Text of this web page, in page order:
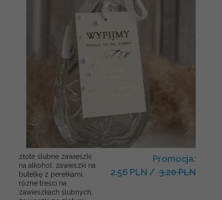
złote ślubne zawieszki
na alkohol, zawieszki na
butelkę z perełkami,
rózne treści na
zawieszkach ślubnych,
Promocja:
2.56 PLN / 3.20 PLN